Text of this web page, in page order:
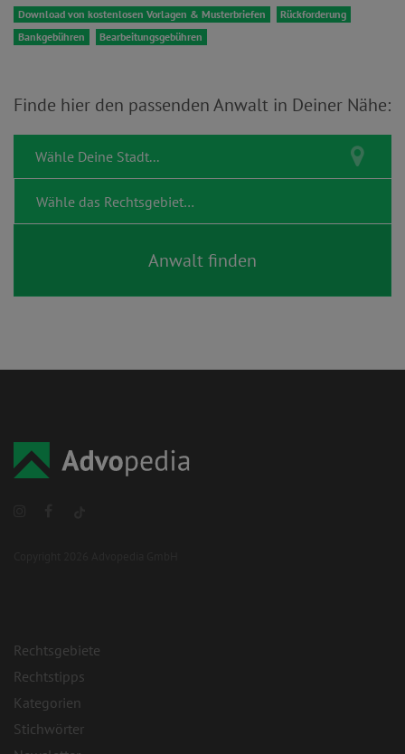
Download von kostenlosen Vorlagen & Musterbriefen
Rückforderung
Bankgebühren
Bearbeitungsgebühren
Finde hier den passenden Anwalt in Deiner Nähe:
Rechtsgebiete
Rechtstipps
Kategorien
Stichwörter